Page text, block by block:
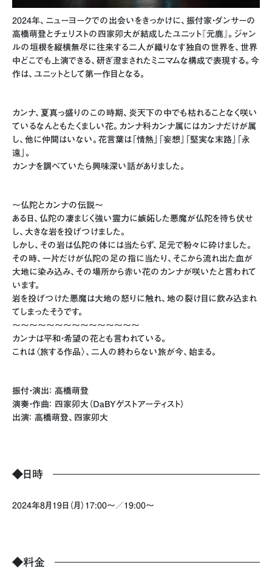
2024年、ニューヨークでの出会いをきっかけに、振付家・ダンサーの
高橋萌登とチェリストの四家卯大が結成したユニット『元鹿』。ジャン
ルの垣根を縦横無尽に往来する二人が織りなす独自の世界を、世界
中どこでも上演できる、研ぎ澄まされたミニマムな構成で表現する。今
作は、ユニットとして第一作目となる。
カンナ、夏真っ盛りのこの時期、炎天下の中でも枯れることなく咲い
ているなんともたくましい花。カンナ科カンナ属にはカンナだけが属
し、他に仲間はいない。花言葉は「情熱」「妄想」「堅実な末路」「永
遠」。
カンナを調べていたら興味深い話がありました。
～仏陀とカンナの伝説～
ある日、仏陀の凄まじく強い霊力に嫉妬した悪魔が仏陀を待ち伏せ
し、大きな岩を投げつけました。
しかし、その岩は仏陀の体には当たらず、足元で粉々に砕けました。
その時、一片だけが仏陀の足の指に当たり、そこから流れ出た血が
大地に染み込み、その場所から赤い花のカンナが咲いたと言われて
います。
岩を投げつけた悪魔は大地の怒りに触れ、地の裂け目に飲み込まれ
てしまったそうです。
〜〜〜〜〜〜〜〜〜〜〜〜〜〜〜
カンナは平和・希望の花とも言われている。
これは〈旅する作品〉、二人の終わらない旅が今、始まる。
振付・演出： 高橋萌登
演奏・作曲： 四家卯大（DaBYゲストアーティスト）
出演： 高橋萌登、四家卯大
◆日時
2024年8月19日（月）17:00～／19:00～
◆料金